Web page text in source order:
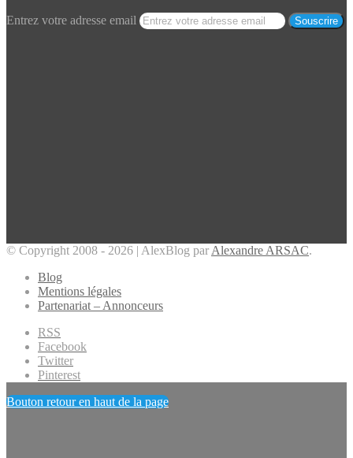
Entrez votre adresse email
© Copyright 2008 - 2026 | AlexBlog par Alexandre ARSAC.
Blog
Mentions légales
Partenariat – Annonceurs
RSS
Facebook
Twitter
Pinterest
Bouton retour en haut de la page